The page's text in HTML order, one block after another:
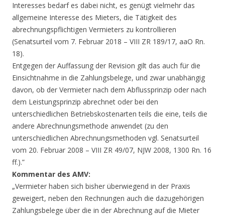
Interesses bedarf es dabei nicht, es genügt vielmehr das
allgemeine Interesse des Mieters, die Tätigkeit des
abrechnungspflichtigen Vermieters zu kontrollieren
(Senatsurteil vom 7. Februar 2018 – VIII ZR 189/17, aaO Rn.
18).
Entgegen der Auffassung der Revision gilt das auch für die
Einsichtnahme in die Zahlungsbelege, und zwar unabhängig
davon, ob der Vermieter nach dem Abflussprinzip oder nach
dem Leistungsprinzip abrechnet oder bei den
unterschiedlichen Betriebskostenarten teils die eine, teils die
andere Abrechnungsmethode anwendet (zu den
unterschiedlichen Abrechnungsmethoden vgl. Senatsurteil
vom 20. Februar 2008 – VIII ZR 49/07, NJW 2008, 1300 Rn. 16
ff.).”
Kommentar des AMV:
„Vermieter haben sich bisher überwiegend in der Praxis
geweigert, neben den Rechnungen auch die dazugehörigen
Zahlungsbelege über die in der Abrechnung auf die Mieter